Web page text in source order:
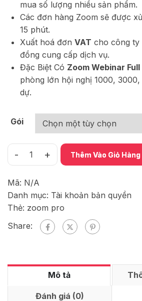
mua số lượng nhiều sản phẩm.
Các đơn hàng Zoom sẽ được
15 phút.
Xuất hoá đơn VAT cho công ty
đồng cung cấp dịch vụ.
Đặc Biệt Có Zoom Webinar
phòng lớn hội nghị 1000,
dự.
Gói
- + Thêm Vào Giỏ Hàng
Mã: N/A
Danh mục: Tài khoản bản quyền
Thẻ: zoom pro
Share:
Mô tả
Đánh giá (0)